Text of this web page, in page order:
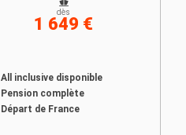
All inclusive disponible
Pension complète
Départ de France
dès
1 649 €